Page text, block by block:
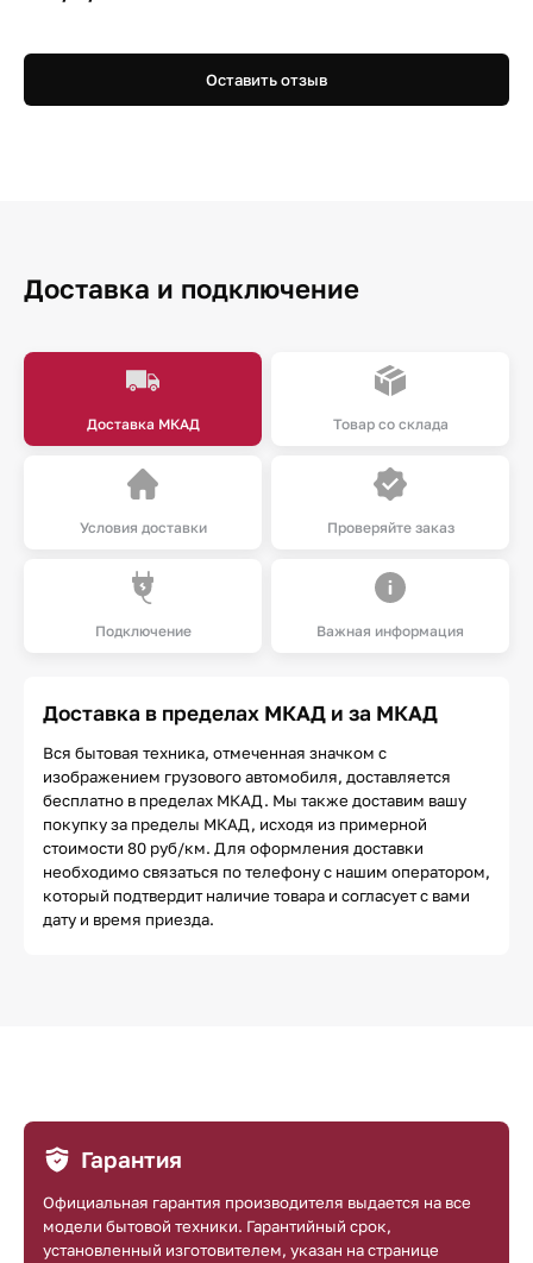
Оставить отзыв
Доставка и подключение
Доставка МКАД Товар со склада
Условия доставки Проверяйте заказ
Подключение Важная информация
Доставка в пределах МКАД и за МКАД
Вся бытовая техника, отмеченная значком с
изображением грузового автомобиля, доставляется
бесплатно в пределах МКАД. Мы также доставим вашу
покупку за пределы МКАД, исходя из примерной
стоимости 80 руб/км. Для оформления доставки
необходимо связаться по телефону с нашим оператором,
который подтвердит наличие товара и согласует с вами
дату и время приезда.
Гарантия
Официальная гарантия производителя выдается на все
модели бытовой техники. Гарантийный срок,
установленный изготовителем, указан на странице